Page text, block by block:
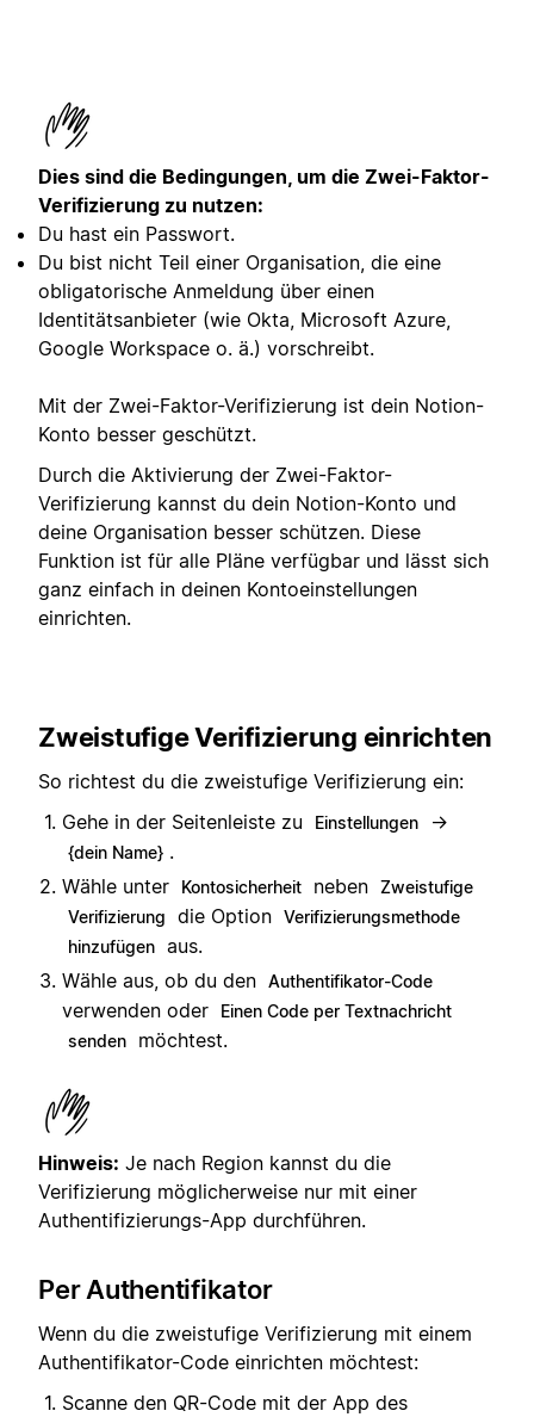
Dies sind die Bedingungen, um die Zwei-Faktor-
Verifizierung zu nutzen:
Du hast ein Passwort.
Du bist nicht Teil einer Organisation, die eine
obligatorische Anmeldung über einen
Identitätsanbieter (wie Okta, Microsoft Azure,
Google Workspace o. ä.) vorschreibt.
Mit der Zwei-Faktor-Verifizierung ist dein Notion-
Konto besser geschützt.
Durch die Aktivierung der Zwei-Faktor-
Verifizierung kannst du dein Notion-Konto und
deine Organisation besser schützen. Diese
Funktion ist für alle Pläne verfügbar und lässt sich
ganz einfach in deinen Kontoeinstellungen
einrichten.
Zweistufige Verifizierung einrichten
So richtest du die zweistufige Verifizierung ein:
Gehe in der Seitenleiste zu
Einstellungen →
{dein Name} .
Wähle unter
Kontosicherheit neben Zweistufige
Verifizierung
die Option Verifizierungsmethode
hinzufügen aus.
Wähle aus, ob du den Authentifikator-Code
verwenden oder
Einen Code per Textnachricht
senden
möchtest.
Hinweis: Je nach Region kannst du die
Verifizierung möglicherweise nur mit einer
Authentifizierungs-App durchführen.
Per Authentifikator
Wenn du die zweistufige Verifizierung mit einem
Authentifikator-Code einrichten möchtest:
Scanne den QR-Code mit der App des